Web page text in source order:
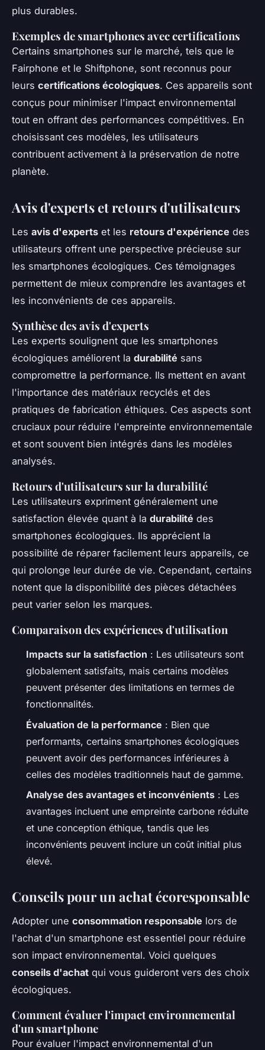
plus durables.
Exemples de smartphones avec certifications
Certains smartphones sur le marché, tels que le
Fairphone et le Shiftphone, sont reconnus pour
leurs certifications écologiques. Ces appareils sont
conçus pour minimiser l'impact environnemental
tout en offrant des performances compétitives. En
choisissant ces modèles, les utilisateurs
contribuent activement à la préservation de notre
planète.
Avis d'experts et retours d'utilisateurs
Les avis d'experts et les retours d'expérience des
utilisateurs offrent une perspective précieuse sur
les smartphones écologiques. Ces témoignages
permettent de mieux comprendre les avantages et
les inconvénients de ces appareils.
Synthèse des avis d'experts
Les experts soulignent que les smartphones
écologiques améliorent la durabilité sans
compromettre la performance. Ils mettent en avant
l'importance des matériaux recyclés et des
pratiques de fabrication éthiques. Ces aspects sont
cruciaux pour réduire l'empreinte environnementale
et sont souvent bien intégrés dans les modèles
analysés.
Retours d'utilisateurs sur la durabilité
Les utilisateurs expriment généralement une
satisfaction élevée quant à la durabilité des
smartphones écologiques. Ils apprécient la
possibilité de réparer facilement leurs appareils, ce
qui prolonge leur durée de vie. Cependant, certains
notent que la disponibilité des pièces détachées
peut varier selon les marques.
Comparaison des expériences d'utilisation
Impacts sur la satisfaction : Les utilisateurs sont
globalement satisfaits, mais certains modèles
peuvent présenter des limitations en termes de
fonctionnalités.
Évaluation de la performance : Bien que
performants, certains smartphones écologiques
peuvent avoir des performances inférieures à
celles des modèles traditionnels haut de gamme.
Analyse des avantages et inconvénients : Les
avantages incluent une empreinte carbone réduite
et une conception éthique, tandis que les
inconvénients peuvent inclure un coût initial plus
élevé.
Conseils pour un achat écoresponsable
Adopter une consommation responsable lors de
l'achat d'un smartphone est essentiel pour réduire
son impact environnemental. Voici quelques
conseils d'achat qui vous guideront vers des choix
écologiques.
Comment évaluer l'impact environnemental
d'un smartphone
Pour évaluer l'impact environnemental d'un